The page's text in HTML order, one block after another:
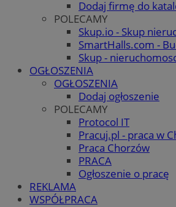
Dodaj firmę do
POLECAMY
Skup.io - Skup
SmartHalls.com -
Skup -
OGŁOSZENIA
OGŁOSZENIA
Dodaj ogłoszenie
POLECAMY
Protocol IT
Pracuj.pl - praca w
Praca Chorzów
PRACA
Ogłoszenie o pracę
REKLAMA
WSPÓŁPRACA